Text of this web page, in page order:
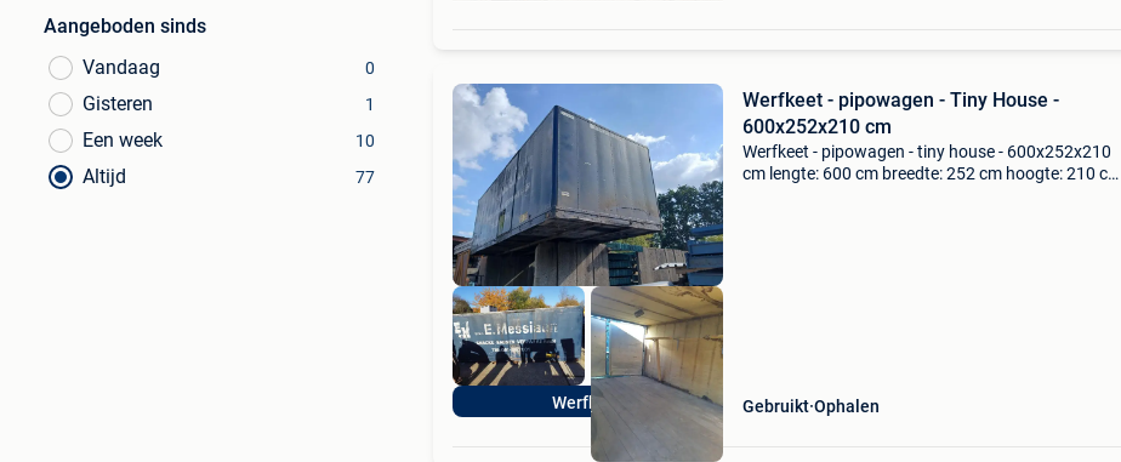
Aangeboden sinds
Vandaag
0
Gisteren 1
Een week 10
Altijd 77
Werfkeet
Werfkeet - pipowagen - Tiny House -
600x252x210 cm
Werfkeet - pipowagen - tiny house - 600x252x210
cm lengte: 600 cm breedte: 252 cm hoogte: 210 cm
Gebruikt Ophalen